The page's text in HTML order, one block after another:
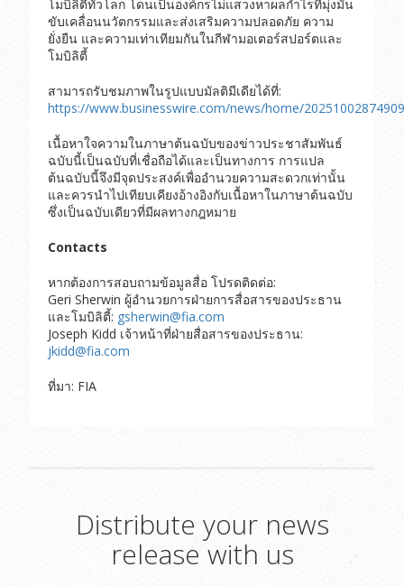
โมบิลิตี้ทั่วโลก โดนเป็นองค์กรไม่แสวงหาผลกำไรที่มุ่งมั่น
ขับเคลื่อนนวัตกรรมและส่งเสริมความปลอดภัย ความ
ยั่งยืน และความเท่าเทียมกันในกีฬามอเตอร์สปอร์ตและ
โมบิลิตี้
สามารถรับชมภาพในรูปแบบมัลติมีเดียได้ที่:
https://www.businesswire.com/news/home/
เนื้อหาใจความในภาษาต้นฉบับของข่าวประชาสัมพันธ์
ฉบับนี้เป็นฉบับที่เชื่อถือได้และเป็นทางการ การแปล
ต้นฉบับนี้จึงมีจุดประสงค์เพื่ออำนวยความสะดวกเท่านั้น
และควรนำไปเทียบเคียงอ้างอิงกับเนื้อหาในภาษาต้นฉบับ
ซึ่งเป็นฉบับเดียวที่มีผลทางกฎหมาย
Contacts
หากต้องการสอบถามข้อมูลสื่อ โปรดติดต่อ:
Geri Sherwin ผู้อำนวยการฝ่ายการสื่อสารของประธาน
และโมบิลิตี้: gsherwin@fia.com
Joseph Kidd เจ้าหน้าที่ฝ่ายสื่อสารของประธาน:
jkidd@fia.com
ที่มา: FIA
Distribute your news
release with us